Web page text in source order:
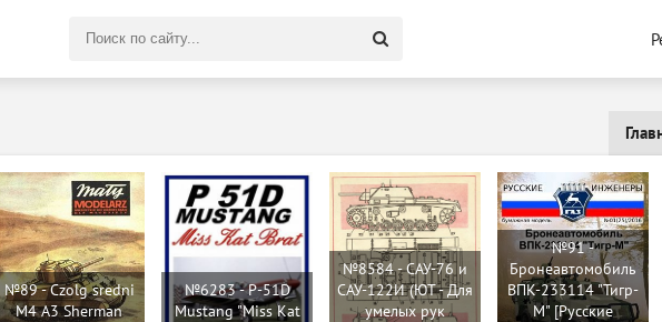
№89 - Czolg sredni
M4 A3 Sherman
№6283 - P-51D
Mustang "Miss Kat
№8584 - САУ-76 и
САУ-122И (ЮТ - Для
умелых рук
№91 -
Бронеавтомобиль
ВПК-233114 "Тигр-
М" [Русские